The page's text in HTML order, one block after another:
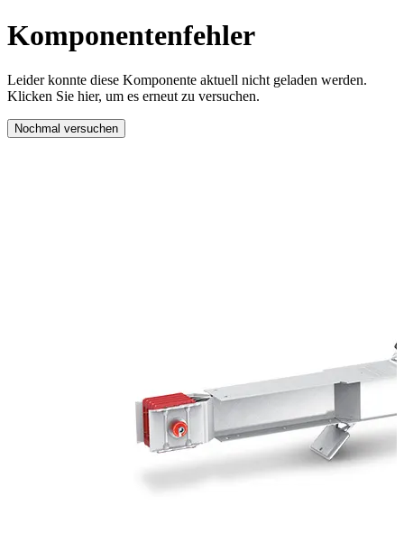
Komponentenfehler
Leider konnte diese Komponente aktuell nicht geladen werden.
Klicken Sie hier, um es erneut zu versuchen.
Nochmal versuchen